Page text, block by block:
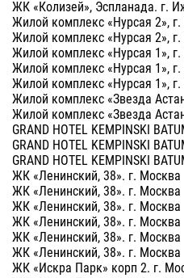
ЖК «Колизей», Эспланада. г.
Жилой комплекс «Нурсая 2», г.
Жилой комплекс «Нурсая 2», г.
Жилой комплекс «Нурсая 1», г.
Жилой комплекс «Нурсая 1», г.
Жилой комплекс «Нурсая 1», г.
Жилой комплекс «Звезда
Жилой комплекс «Звезда
GRAND HOTEL KEMPINSKI
GRAND HOTEL KEMPINSKI
GRAND HOTEL KEMPINSKI
ЖК «Ленинский, 38». г. Москва
ЖК «Ленинский, 38». г. Москва
ЖК «Ленинский, 38». г. Москва
ЖК «Ленинский, 38». г. Москва
ЖК «Ленинский, 38». г. Москва
ЖК «Ленинский, 38». г. Москва
ЖК «Искра Парк» корп 2. г.